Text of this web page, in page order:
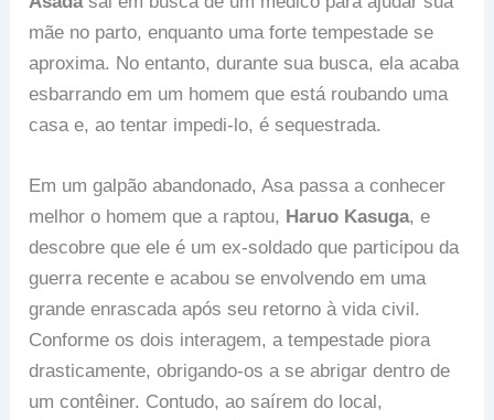
mãe no parto, enquanto uma forte tempestade se
aproxima. No entanto, durante sua busca, ela acaba
esbarrando em um homem que está roubando uma
casa e, ao tentar impedi-lo, é sequestrada.
Em um galpão abandonado, Asa passa a conhecer
melhor o homem que a raptou, Haruo Kasuga, e
descobre que ele é um ex-soldado que participou da
guerra recente e acabou se envolvendo em uma
grande enrascada após seu retorno à vida civil.
Conforme os dois interagem, a tempestade piora
drasticamente, obrigando-os a se abrigar dentro de
um contêiner. Contudo, ao saírem do local,